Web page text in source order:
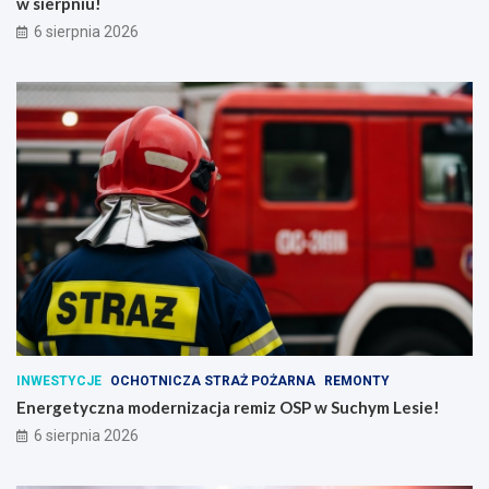
6 sierpnia 2026
INWESTYCJE OCHOTNICZA STRAŻ POŻARNA REMONTY
Energetyczna modernizacja remiz OSP w Suchym Lesie!
6 sierpnia 2026